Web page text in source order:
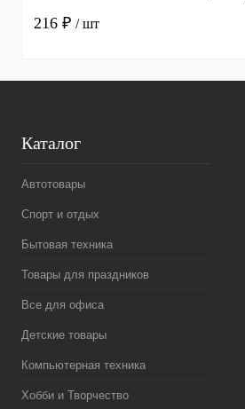
216 ₽ / шт
Каталог
Автотовары
Спорт и отдых
Бытовая техника
Товары для праздников
Все для офиса
Детские товары
Компьютерная техника
Хобби и Творчество